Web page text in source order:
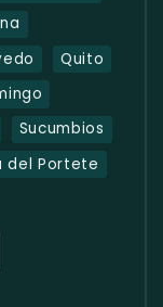
Quito
Sucumbios
del Portete